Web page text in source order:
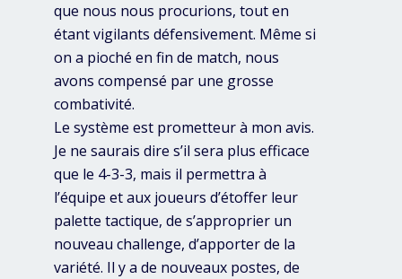
que nous nous procurions, tout en
étant vigilants défensivement. Même si
on a pioché en fin de match, nous
avons compensé par une grosse
combativité.
Le système est prometteur à mon avis.
Je ne saurais dire s’il sera plus efficace
que le 4-3-3, mais il permettra à
l’équipe et aux joueurs d’étoffer leur
palette tactique, de s’approprier un
nouveau challenge, d’apporter de la
variété. Il y a de nouveaux postes, de